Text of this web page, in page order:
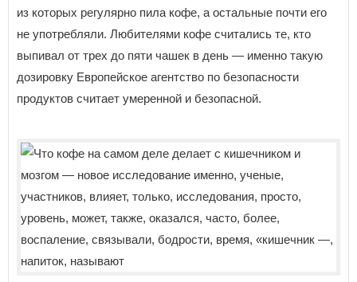
из которых регулярно пила кофе, а остальные почти его
не употребляли. Любителями кофе считались те, кто
выпивал от трех до пяти чашек в день — именно такую
дозировку Европейское агентство по безопасности
продуктов считает умеренной и безопасной.